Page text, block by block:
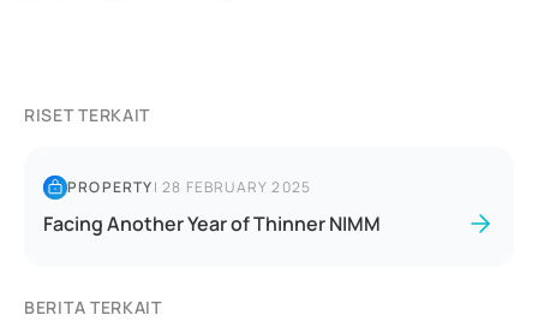
RISET TERKAIT
PROPERTY|28 FEBRUARY 2025
Facing Another Year of Thinner NIMM
BERITA TERKAIT